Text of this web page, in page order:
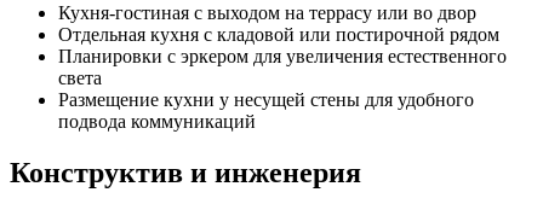
Кухня-гостиная с выходом на террасу или во двор
Отдельная кухня с кладовой или постирочной рядом
Планировки с эркером для увеличения естественного
света
Размещение кухни у несущей стены для удобного
подвода коммуникаций
Конструктив и инженерия